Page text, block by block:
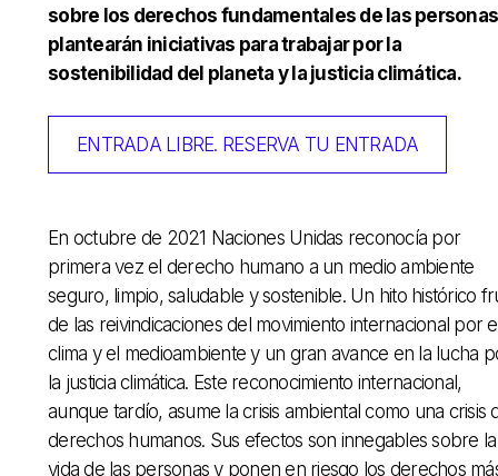
sobre los derechos fundamentales de las
plantearán iniciativas para trabajar por la
sostenibilidad del planeta y la justicia climática.
ENTRADA LIBRE. RESERVA TU ENTRADA
En octubre de 2021 Naciones Unidas reconocía por
primera vez el derecho humano a un medio ambiente
seguro, limpio, saludable y sostenible. Un hito histórico
de las reivindicaciones del movimiento internacional por
clima y el medioambiente y un gran avance en la lucha
la justicia climática. Este reconocimiento internacional,
aunque tardío, asume la crisis ambiental como una crisis
derechos humanos. Sus efectos son innegables sobre la
vida de las personas y ponen en riesgo los derechos